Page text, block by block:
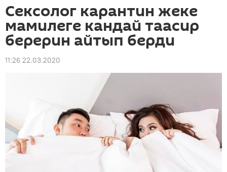
Сексолог карантин жеке
мамилеге кандай таасир
берерин айтып берди
11:26 22.03.2020